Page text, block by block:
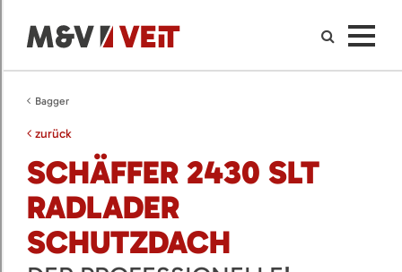
Bagger
zurück
SCHÄFFER 2430 SLT
RADLADER
SCHUTZDACH